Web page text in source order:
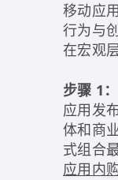
移动应
行为与
在宏观
步骤 1
应用发
体和商
式组合
应用内